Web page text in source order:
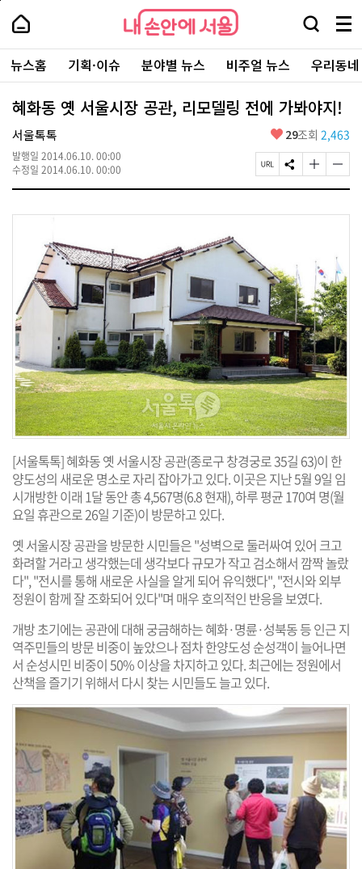
본
로
가
내
손
안
에
서
울
-
서
울
시
대
표
소
포
내
손
에
울
검
창
열
기
메
뉴
전
체
보
주
요
서
뉴스홈 기획·이슈 분야별 뉴스 비주얼 뉴스 우리동
혜화동 옛 서울시장 공관, 리모델링 전에 가봐야지!
서울톡톡
발행일 2014.06.10. 00:00
수정일 2014.06.10. 00:00
좋
요
29조회 2,463
페
이
U
사
S
N
공
글
자
기
경
하
기
글
자
기
변
경
하
기
[서울톡톡] 혜화동 옛 서울시장 공관(종로구 창경궁로 35길 63)이 한
양도성의 새로운 명소로 자리 잡아가고 있다. 이곳은 지난 5월 9일 임
시개방한 이래 1달 동안 총 4,567명(6.8 현재), 하루 평균 170여 명(월
요일 휴관으로 26일 기준)이 방문하고 있다.
옛 서울시장 공관을 방문한 시민들은 "성벽으로 둘러싸여 있어 크고
화려할 거라고 생각했는데 생각보다 규모가 작고 검소해서 깜짝 놀랐
다", "전시를 통해 새로운 사실을 알게 되어 유익했다", "전시와 외부
정원이 함께 잘 조화되어 있다"며 매우 호의적인 반응을 보였다.
개방 초기에는 공관에 대해 궁금해하는 혜화·명륜·성북동 등 인근 지
역주민들의 방문 비중이 높았으나 점차 한양도성 순성객이 늘어나면
서 순성시민 비중이 50% 이상을 차지하고 있다. 최근에는 정원에서
산책을 즐기기 위해서 다시 찾는 시민들도 늘고 있다.
페
상
단
로